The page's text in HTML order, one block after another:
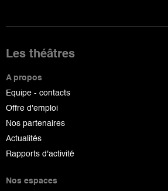
Les théâtres
A propos
Equipe - contacts
Offre d'emploi
Nos partenaires
Actualités
Rapports d'activité
Nos espaces